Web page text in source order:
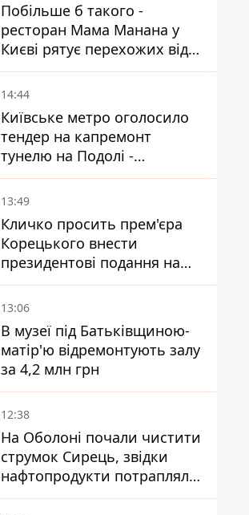
Побільше б такого -
ресторан Мама Манана у
Києві рятує перехожих від
спеки
14:44
Київське метро оголосило
тендер на капремонт
тунелю на Подолі -
триватиме майже два роки
13:49
Кличко просить прем'єра
Корецького внести
президентові подання на
звільнення володаря
Троєщини Бахматова
13:06
В музеї під Батьківщиною-
матір'ю відремонтують залу
за 4,2 млн грн
12:38
На Оболоні почали чистити
струмок Сирець, звідки
нафтопродукти потрапляли
до озер